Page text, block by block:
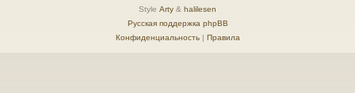
Style Arty & halilesen
Русская поддержка phpBB
Конфиденциальность| Правила